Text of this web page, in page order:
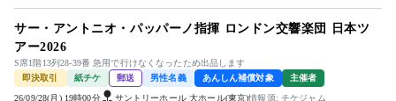
サー・アントニオ・パッパーノ指揮 ロンドン交響楽団 日本ツ
アー2026
S席1階13列28-39番 急用で行けなくなったため出品します
即決取引
紙チケ 郵送 男性名義 あんしん補償対象 主催者
26/09/28(月) 19時00分 サントリーホール 大ホール(東京)情報源: チケジャム